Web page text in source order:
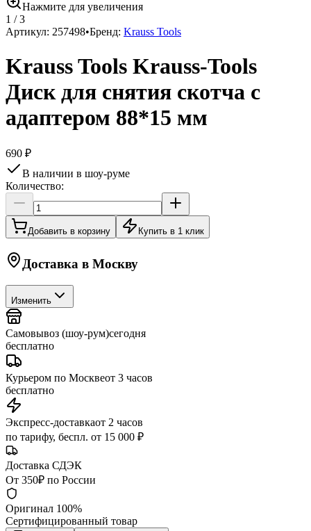
Нажмите для увеличения
1 /3
Артикул: 257498•Бренд: Krauss Tools
Krauss Tools Krauss-Tools
Диск для снятия скотча с
адаптером 88*15 мм
690 ₽
В наличии в шоу-руме
Количество:
Добавить в корзину Купить в 1 клик
Доставка в Москву
Изменить
Самовывоз (шоу-рум)сегодня
бесплатно
Курьером по Москвеот 3 часов
бесплатно
Экспресс-доставкаот 2 часов
по тарифу, беспл. от 15 000 ₽
Доставка СДЭК
От 350₽ по России
Оригинал 100%
Сертифицированный товар